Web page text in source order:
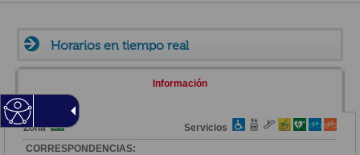
Horarios en tiempo real
Información
Zona
Servicios
CORRESPONDENCIAS: